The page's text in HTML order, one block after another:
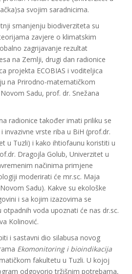
svojim saradnicima.
smanjenju biodiverziteta su
zavjere o klimatskim
zagrijavanje rezultat
na Zemlji, drugi dan radionice
projekta ECOBIAS i voditeljica
na Prirodno-matematičkom
Sadu, prof. dr. Snežana
radionice također imati priliku se
invazivne vrste riba u BiH (prof.dr.
u Tuzli) i kako ihtiofaunu koristiti u
Dragojla Golub, Univerzitet u
načinima primjene
moderirati će mr.sc. Maja
Sadu). Kakve su ekološke
i sa kojim izazovima se
voda upoznati će nas dr.sc.
Kolinović.
i sastavni dio silabusa novog
Ekomonitoring i bioindikacija
fakultetu u Tuzli. U kojoj
odgovorio tržišnim potrebama,